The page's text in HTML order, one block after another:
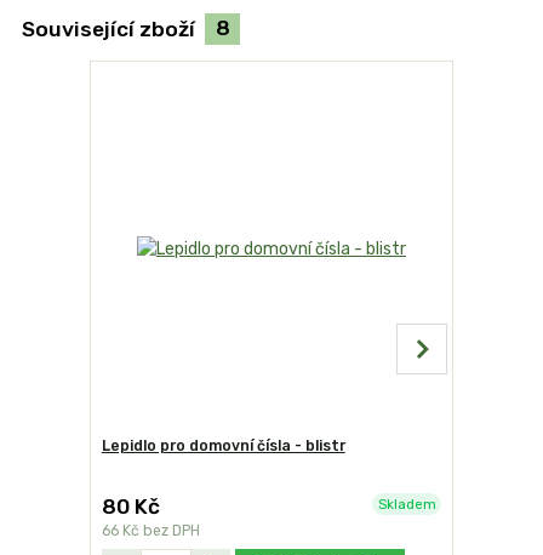
Související zboží 8
Lepidlo pro domovní čísla - blistr
80 Kč
66 Kč bez DPH
Skladem